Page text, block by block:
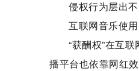
侵权行为层出
互联网音乐使
“获酬权”在互
播平台也依靠网红